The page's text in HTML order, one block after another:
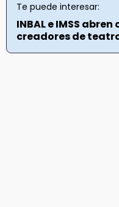
Te puede interesar:
INBAL e IMSS
creadores de